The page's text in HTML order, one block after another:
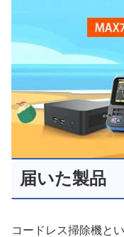
届いた製品
コードレス掃除機と